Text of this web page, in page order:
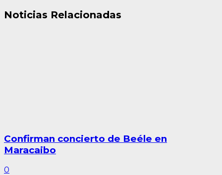
Noticias Relacionadas
Confirman concierto de Beéle en
Maracaibo
0